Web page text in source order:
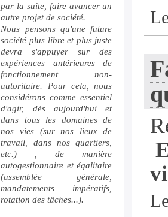
par la suite, faire avancer un
autre projet de société.
Nous pensons qu'une future
société plus libre et plus juste
devra s'appuyer sur des
expériences antérieures de
fonctionnement non-
autoritaire. Pour cela, nous
considérons comme essentiel
d'agir, dès aujourd'hui et
dans tous les domaines de
nos vies (sur nos lieux de
travail, dans nos quartiers,
etc.) , de manière
autogestionnaire et égalitaire
(assemblée générale,
mandatements impératifs,
rotation des tâches...).